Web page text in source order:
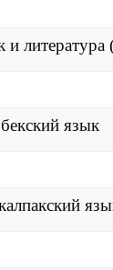
и литература
язык